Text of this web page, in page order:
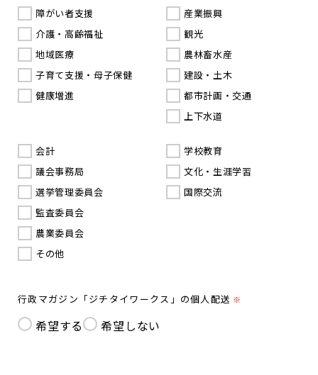
障がい者支援
介護・高齢福祉
地域医療
子育て支援・母子保健
健康増進
産業振興
観光
農林畜水産
建設・土木
都市計画・交通
上下水道
会計
議会事務局
選挙管理委員会
監査委員会
農業委員会
その他
学校教育
文化・生涯学習
国際交流
行政マガジン「ジチタイワークス」の個人配送 ※
希望する 希望しない